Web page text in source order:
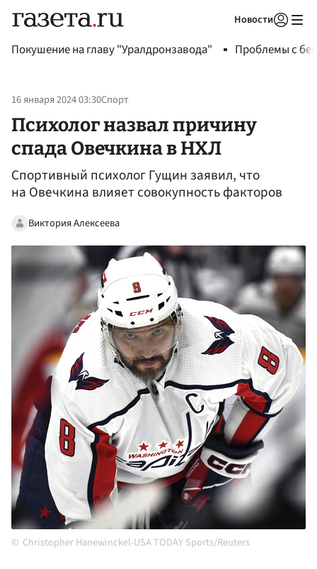
Новости
Покушение на главу "Уралдронзавода" Проблемы с
16 января 2024 03:30Спорт
Психолог назвал причину
спада Овечкина в НХЛ
Спортивный психолог Гущин заявил, что
на Овечкина влияет совокупность факторов
Виктория Алексеева
Christopher Hanewinckel-USA TODAY Sports/Reuters